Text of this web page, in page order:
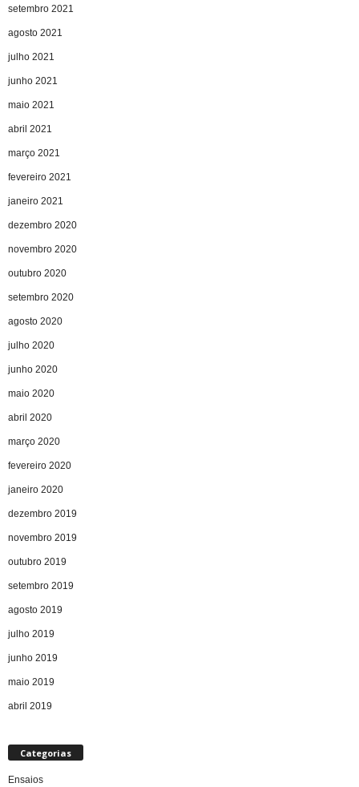
setembro 2021
agosto 2021
julho 2021
junho 2021
maio 2021
abril 2021
março 2021
fevereiro 2021
janeiro 2021
dezembro 2020
novembro 2020
outubro 2020
setembro 2020
agosto 2020
julho 2020
junho 2020
maio 2020
abril 2020
março 2020
fevereiro 2020
janeiro 2020
dezembro 2019
novembro 2019
outubro 2019
setembro 2019
agosto 2019
julho 2019
junho 2019
maio 2019
abril 2019
Categorias
Ensaios